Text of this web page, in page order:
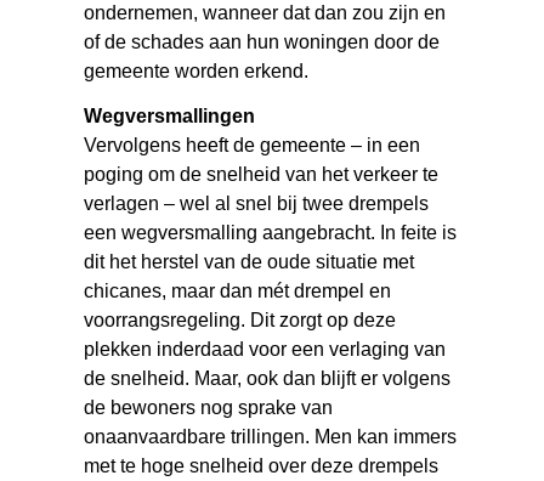
ondernemen, wanneer dat dan zou zijn en
of de schades aan hun woningen door de
gemeente worden erkend.
Wegversmallingen
Vervolgens heeft de gemeente – in een
poging om de snelheid van het verkeer te
verlagen – wel al snel bij twee drempels
een wegversmalling aangebracht. In feite is
dit het herstel van de oude situatie met
chicanes, maar dan mét drempel en
voorrangsregeling. Dit zorgt op deze
plekken inderdaad voor een verlaging van
de snelheid. Maar, ook dan blijft er volgens
de bewoners nog sprake van
onaanvaardbare trillingen. Men kan immers
met te hoge snelheid over deze drempels